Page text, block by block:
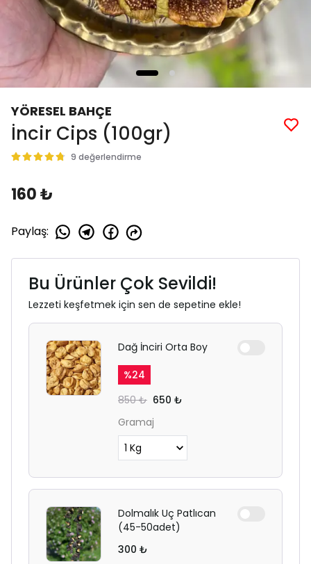
YÖRESEL BAHÇE
İncir Cips (100gr)
9 değerlendirme
160 ₺
Paylaş:
Bu Ürünler Çok Sevildi!
Lezzeti keşfetmek için sen de sepetine ekle!
Dağ İnciri Orta Boy
%24
850 ₺ 650 ₺
Gramaj
Dolmalık Uç Patlıcan
(45-50adet)
300 ₺